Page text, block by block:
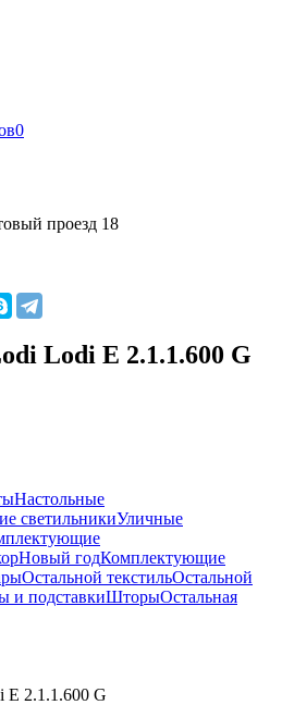
0
проезд 18
Lodi E 2.1.1.600 G
Настольные
светильникиУличные
Новый годКомплектующие
Остальной текстильОстальной
и подставкиШторыОстальная
E 2.1.1.600 G